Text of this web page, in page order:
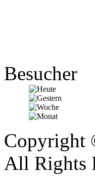
Besucher
Copyright
All Rights